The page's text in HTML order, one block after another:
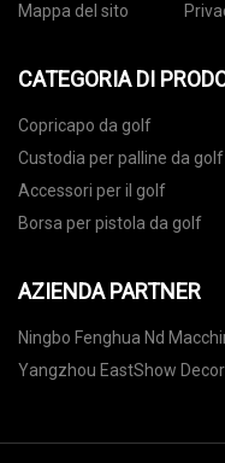
Mappa del sito
CATEGORIA DI
Copricapo da golf
Custodia per palline da golf
Accessori per il golf
Borsa per pistola da golf
AZIENDA PARTNER
Ningbo Fenghua Nd Macchinari
Co., Ltd
Yangzhou EastShow Decorativo